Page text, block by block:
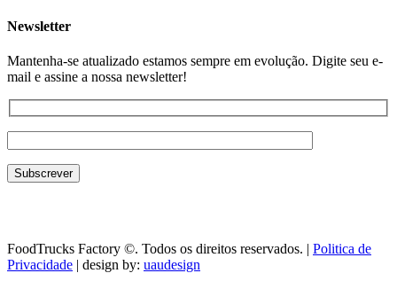
Newsletter
Mantenha-se atualizado estamos sempre em evolução. Digite seu e-
mail e assine a nossa newsletter!
FoodTrucks Factory ©. Todos os direitos reservados. | Politica de
Privacidade | design by: uaudesign